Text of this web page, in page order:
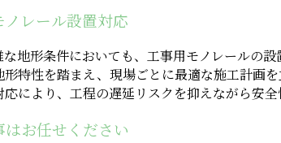
レール設置対応
地形条件においても、工事用モノレールの設
特性を踏まえ、現場ごとに最適な施工計画
により、工程の遅延リスクを抑えながら安全
お任せください